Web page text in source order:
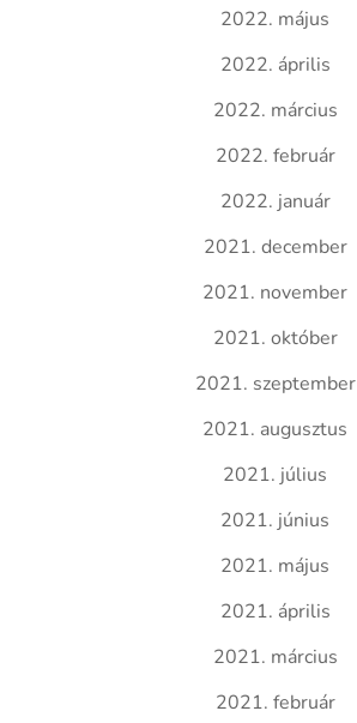
2022. május
2022. április
2022. március
2022. február
2022. január
2021. december
2021. november
2021. október
2021. szeptember
2021. augusztus
2021. július
2021. június
2021. május
2021. április
2021. március
2021. február